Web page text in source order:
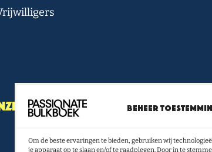
Beheer
Om de beste ervaringen te bieden, gebruiken wij
je apparaat op te slaan en/of te raadplegen. Door in te
nieuwsbrief vol boeken- en
ontvangen?
NU INSCHRIJVEN